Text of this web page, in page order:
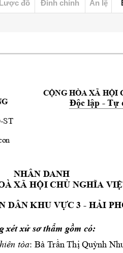
đồ Đính chính Án lệ
-ST
CỘNG HÒA XÃ HỘI
Độc lập - Tự
NHÂN DANH
XÃ HỘI CHỦ NGHĨA
DÂN KHU VỰC 3 - HẢI
xét xử sơ thẩm gồm có:
: 